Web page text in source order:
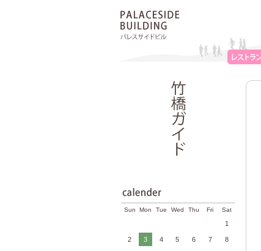
Sun Mon Tue Wed Thu Fri Sat
1
2 3 4 5 6 7 8